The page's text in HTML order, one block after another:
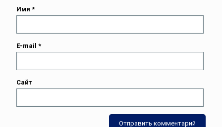
Имя *
E-mail *
Сайт